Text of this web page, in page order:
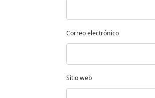
Correo electrónico
Sitio web